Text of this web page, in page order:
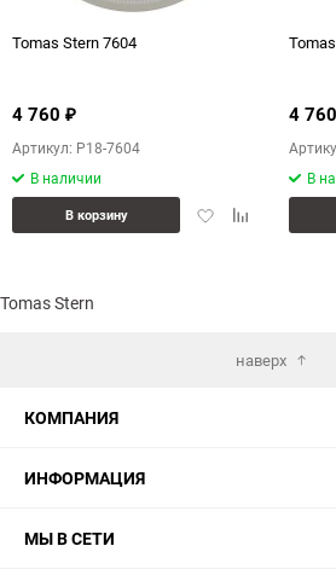
Tomas Stern 7604
4 760 ₽
Артикул: P18-7604
В наличии
ДобавитьДобавить
В корзину
4 760
В
Tomas Stern
наверх
КОМПАНИЯ
ИНФОРМАЦИЯ
МЫ В СЕТИ